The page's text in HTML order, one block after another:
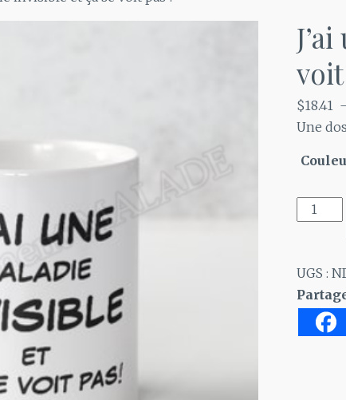
$18.41
Une
quantité
une
maladie
invisible
et
UGS :